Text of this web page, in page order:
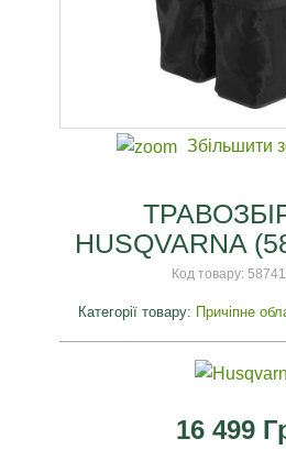
Збільшити
HUSQVARNA
Код товару:
Категорії товару: Причіпне
16 499